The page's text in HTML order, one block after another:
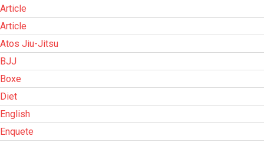
Article
Article
Atos Jiu-Jitsu
BJJ
Boxe
Diet
English
Enquete